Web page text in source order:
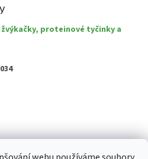
proteinové tyčinky a